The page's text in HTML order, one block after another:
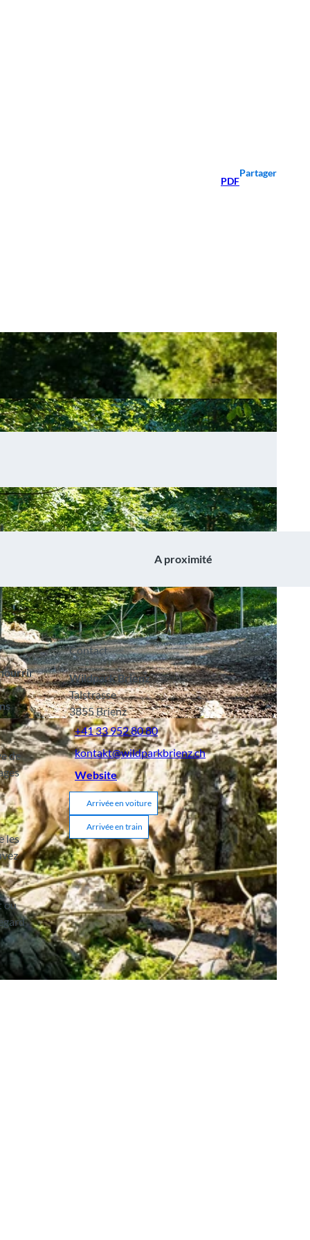
PDF
Partager
A proximité
de
les
ou
Contact
Wildpark Brienz
Talstrasse
3855Brienz
+41 33 952 80 80
kontakt@wildparkbrienz.ch
Website
Arrivée en voiture
Arrivée en train